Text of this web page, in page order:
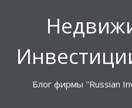
содержимому
Блог фирмы "Russian